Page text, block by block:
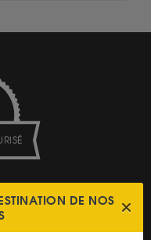
DE NOS